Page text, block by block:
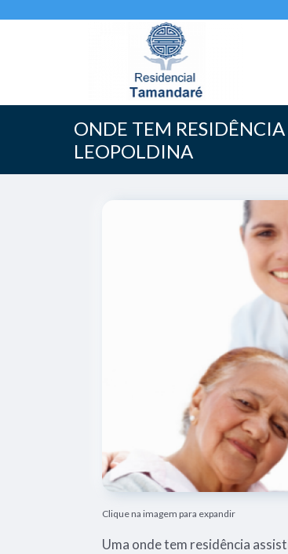
ONDE TEM
LEOPOLDINA
Clique na imagem para expandir
Uma onde tem residência